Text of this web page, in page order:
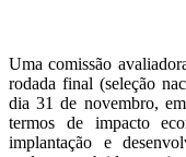
Uma comissão
rodada final (seleção
dia 31 de novembro,
termos de impacto
implantação e